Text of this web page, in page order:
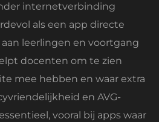
internetverbinding
als een app directe
leerlingen en voortgang
docenten om te zien
mee hebben en waar extra
en AVG-
vooral bij apps waar